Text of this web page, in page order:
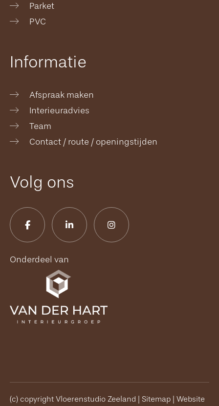
Parket
PVC
Informatie
Afspraak maken
Interieuradvies
Team
Contact / route / openingstijden
Volg ons
Onderdeel van
(c) copyright Vloerenstudio Zeeland | Sitemap | Website